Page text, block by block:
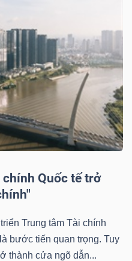
Quốc tế trở
Trung tâm Tài chính
bước tiến quan trọng. Tuy
thành cửa ngõ dẫn...